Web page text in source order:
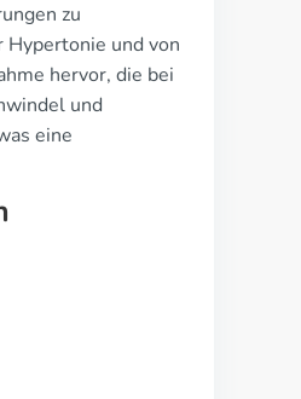
zu
und von
hervor, die bei
und
eine